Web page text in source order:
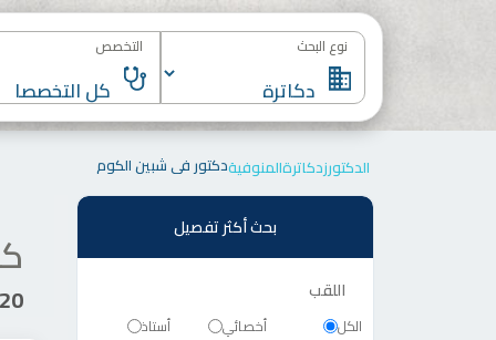
نوع البحث التخصص
الدكتورزدكاترةالمنوفيةدكتور في شبين الكوم
بحث أكثر تفصيل
اللقب
الكل أخصائي
أستاذ
420